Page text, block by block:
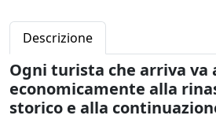
Descrizione
Ogni turista che arriva va
economicamente alla
storico e alla